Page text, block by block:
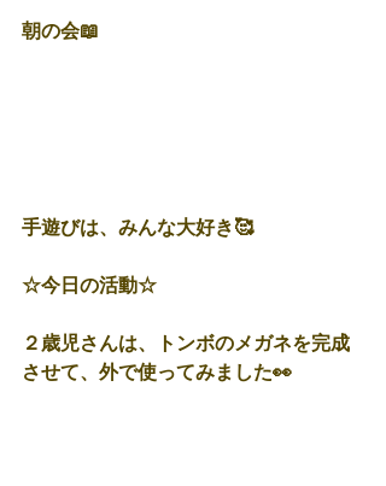
朝の会📖
手遊びは、みんな大好き🥰
☆今日の活動☆
２歳児さんは、トンボのメガネを完成
させて、外で使ってみました👀